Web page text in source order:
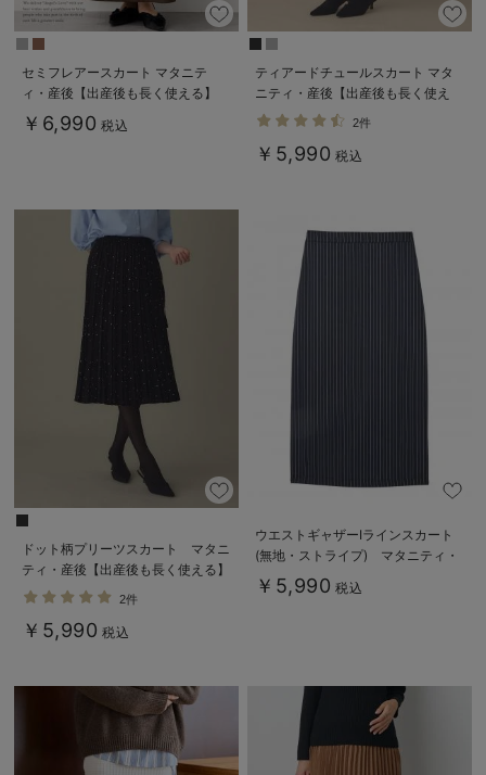
セミフレアースカート マタニテ
ィ・産後【出産後も長く使える】
￥6,990 税込
ティアードチュールスカート マタ
ニティ・産後【出産後も長く使え
る】
2件
￥5,990 税込
ドット柄プリーツスカート マタニ
ティ・産後【出産後も長く使える】
2件
￥5,990 税込
ウエストギャザーIラインスカート
(無地・ストライプ) マタニティ・
産後【産後も長く着られる】
￥5,990 税込